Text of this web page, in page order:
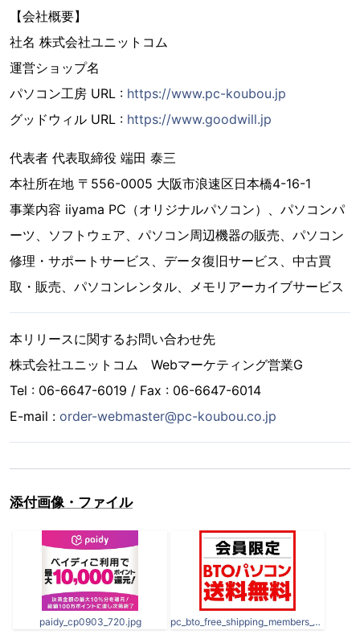
【会社概要】
社名 株式会社ユニットコム
運営ショップ名
パソコン工房 URL : https://www.pc-koubou.jp
グッドウィル URL : https://www.goodwill.jp
代表者 代表取締役 端田 泰三
本社所在地 〒556-0005 大阪市浪速区日本橋4-16-1
事業内容 iiyama PC（オリジナルパソコン）、パソコンパ
ーツ、ソフトウェア、パソコン周辺機器の販売、パソコン
修理・サポートサービス、データ復旧サービス、中古買
取・販売、パソコンレンタル、メモリアーカイブサービス
本リリースに関するお問い合わせ先
株式会社ユニットコム Webマーケティング営業G
Tel : 06-6647-6019 / Fax : 06-6647-6014
E-mail : order-webmaster@pc-koubou.co.jp
添付画像・ファイル
paidy_cp0903_720.jpg pc_bto_free_shipping_members_v2_720.jpg